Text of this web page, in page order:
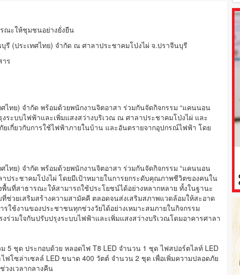
ะให้ชุมชนอย่างยั่งยืน
(ประเทศไทย) จำกัด ณ ศาลาประชาคมโป่งไผ่ จ.ปราจีนบุรี
าร
ทย) จำกัด พร้อมด้วยพนักงานจิตอาสา ร่วมกันจัดกิจกรรม “แคนนอน
ะบบไฟฟ้าและเพิ่มแสงสว่างบริเวณ ณ ศาลาประชาคมโป่งไผ่ และ
เกี่ยวกับการใช้ไฟฟ้าภายในบ้าน และอันตรายจากอุปกรณ์ไฟฟ้า โดย
ทย) จำกัด พร้อมด้วยพนักงานจิตอาสา ร่วมกันจัดกิจกรรม “แคนนอน
ระชาคมโป่งไผ่ โดยมีเป้าหมายในการยกระดับคุณภาพชีวิตของคนใน
ที่สาธารณะให้สามารถใช้ประโยชน์ได้อย่างหลากหลาย ทั้งในฐานะ
ช่วยเสริมสร้างความสามัคคี ตลอดจนส่งเสริมสภาพแวดล้อมให้สะอาด
รใช้งานของประชาชนทุกช่วงวัยได้อย่างเหมาะสมภายในกิจกรรม
วมใจกันปรับปรุงระบบไฟฟ้าและเพิ่มแสงสว่างบริเวณโดมอาคารศาลา
5 ชุด ประกอบด้วย หลอดไฟ T8 LED จำนวน 1 ชุด ไฟสปอร์ตไลท์ LED
โซล่าเซลล์ LED ขนาด 400 วัตต์ จำนวน 2 ชุด เพื่อเพิ่มความปลอดภัย
งเวลากลางคืน